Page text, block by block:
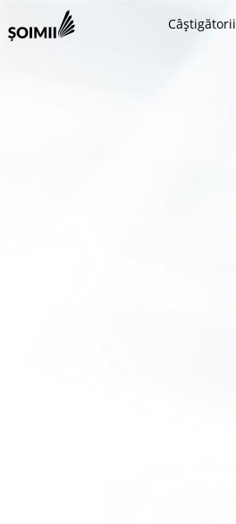
Câștigătorii